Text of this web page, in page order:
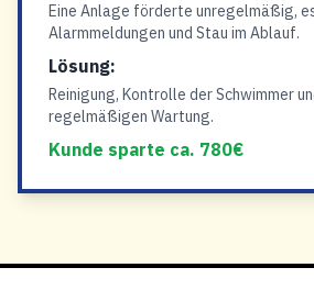
Eine Anlage förderte unregelmäßig,
Alarmmeldungen und Stau im Ablauf.
Lösung:
Reinigung, Kontrolle der Schwimmer
regelmäßigen Wartung.
Kunde sparte ca. 780€